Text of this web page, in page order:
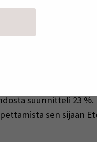
Vuoden 2024
suunnitteli 23 %.
sen sijaan